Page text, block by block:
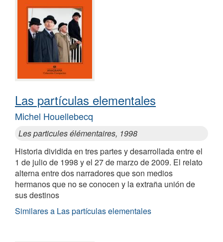
Las partículas elementales
Michel Houellebecq
Les particules élémentaires, 1998
Historia dividida en tres partes y desarrollada entre el
1 de julio de 1998 y el 27 de marzo de 2009. El relato
alterna entre dos narradores que son medios
hermanos que no se conocen y la extraña unión de
sus destinos
Similares a Las partículas elementales